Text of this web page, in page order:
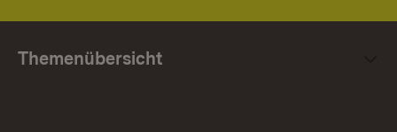
Themenübersicht